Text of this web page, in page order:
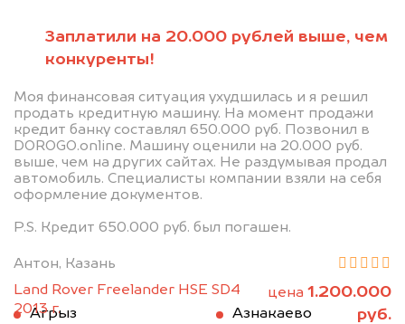
Заплатили на 20.000 рублей выше, чем
конкуренты!
Моя финансовая ситуация ухудшилась и я решил
продать кредитную машину. На момент продажи
кредит банку составлял 650.000 руб. Позвонил в
DOROGO.online. Машину оценили на 20.000 руб.
выше, чем на других сайтах. Не раздумывая продал
автомобиль. Специалисты компании взяли на себя
оформление документов.
P.S. Кредит 650.000 руб. был погашен.
Антон, Казань
Land Rover Freelander HSE SD4
2013 г.
цена 1.200.000
руб.
Агрыз
Азнакаево